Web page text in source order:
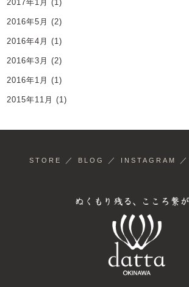
2017年1月 (1)
2016年5月 (2)
2016年4月 (1)
2016年3月 (2)
2016年1月 (1)
2015年11月 (1)
STORE ／ BLOG ／ INSTAGRAM ／